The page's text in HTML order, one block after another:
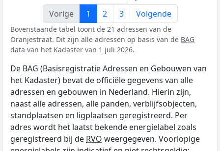
Vorige
1 2 3 Volgende
Bovenstaande tabel toont de 21 adressen van de
Oranjestraat. Dit zijn alle adressen op basis van de BAG
data van het Kadaster van 1 juli 2026.
De BAG (Basisregistratie Adressen en Gebouwen van
het Kadaster) bevat de officiële gegevens van alle
adressen en gebouwen in Nederland. Hierin zijn,
naast alle adressen, alle panden, verblijfsobjecten,
standplaatsen en ligplaatsen geregistreerd. Per
adres wordt het laatst bekende energielabel zoals
geregistreerd bij de RVO weergegeven. Voorlopige